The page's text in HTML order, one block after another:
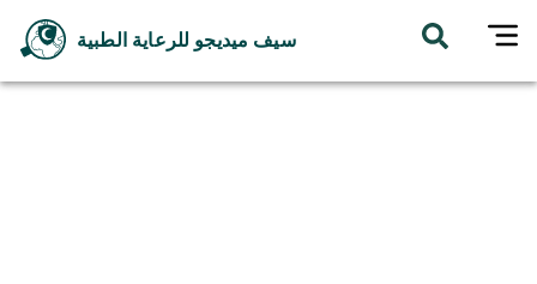
سيف ميديجو للرعاية الطبية